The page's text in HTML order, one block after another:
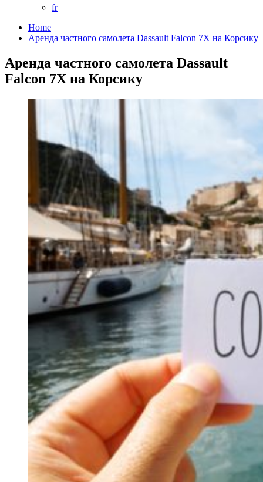
fr
Home
Аренда частного самолета Dassault Falcon 7X на Корсику
Аренда частного самолета Dassault
Falcon 7X на Корсику